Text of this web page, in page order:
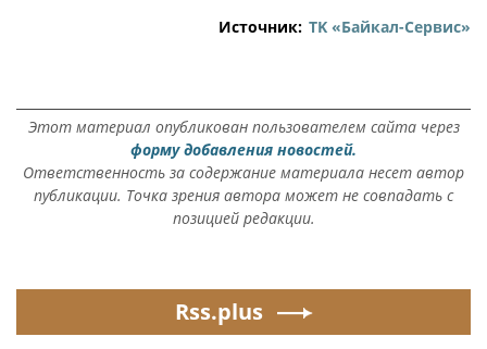
Источник: ТK «Байкал-Сервис»
Этот материал опубликован пользователем сайта через
форму добавления новостей.
Ответственность за содержание материала несет автор
публикации. Точка зрения автора может не совпадать с
позицией редакции.
Rss.plus